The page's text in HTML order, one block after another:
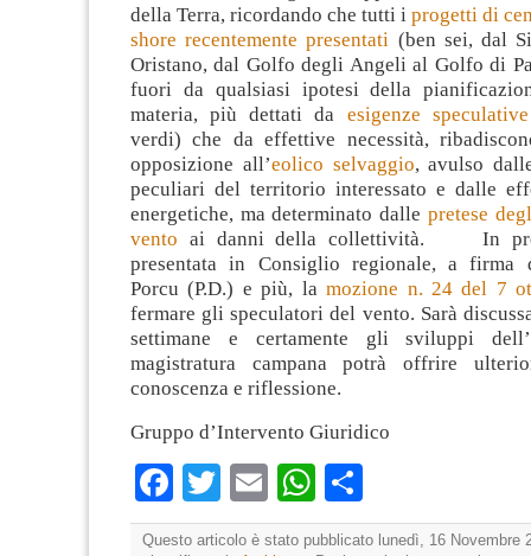
della Terra, ricordando che tutti i progetti di
shore recentemente presentati (ben sei, dal
Oristano, dal Golfo degli Angeli al Golfo di
fuori da qualsiasi ipotesi della
materia, più dettati da esigenze speculative
verdi) che da effettive necessità,
opposizione all’eolico selvaggio, avulso
peculiari del territorio interessato e dalle
energetiche, ma determinato dalle pretese
vento ai danni della collettività. In
presentata in Consiglio regionale, a firma
Porcu (P.D.) e più, lamozione n. 24 del 7
fermare gli speculatori del vento. Sarà
settimane e certamente gli sviluppi
magistratura campana potrà offrire
conoscenza e riflessione.
Gruppo d’Intervento Giuridico
Facebook
TwitterEmailWhatsApp
Questo articolo è stato pubblicato lunedì, 16 Novembre